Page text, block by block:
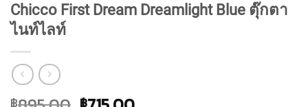
Chicco First Dream Dreamlight Blue ตุ๊กตา
ไนท์ไลท์
฿ ฿